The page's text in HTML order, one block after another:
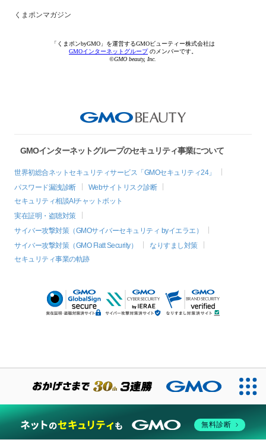
くまポンマガジン
「くまポンbyGMO」を運営するGMOビューティー株式会社は
GMOインターネットグループのメンバーです。
©GMO beauty, Inc.
GMOインターネットグループのセキュリティ事業について
世界初総合ネットセキュリティサービス「GMOセキュリティ24」
パスワード漏洩診断
Webサイトリスク診断
セキュリティ相談AIチャットボット
実在証明・盗聴対策
サイバー攻撃対策（GMOサイバーセキュリティ byイエラエ）
サイバー攻撃対策（GMO Flatt Security）
なりすまし対策
セキュリティ事業の軌跡
無料診断